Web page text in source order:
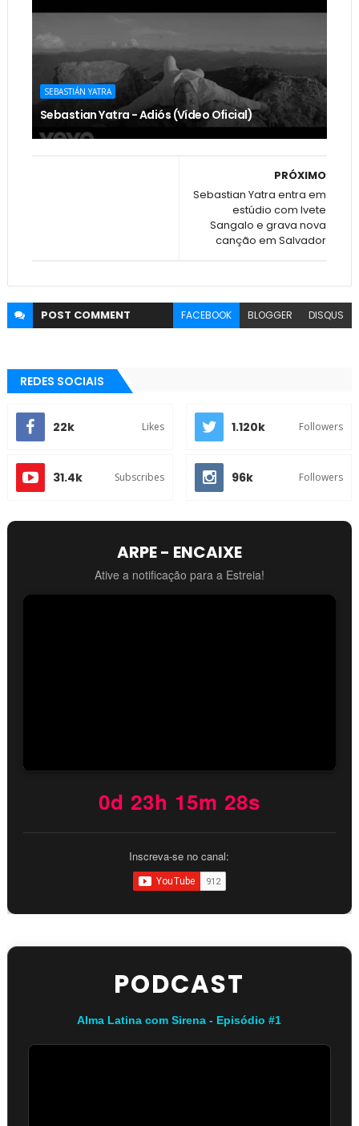
SEBASTIÁN YATRA
Sebastian Yatra - Adiós (Vídeo Oficial)
PRÓXIMO
Sebastian Yatra entra em
estúdio com Ivete
Sangalo e grava nova
canção em Salvador
POST COMMENT FACEBOOK BLOGGER DISQUS
REDES SOCIAIS
22k Likes 1.120k Followers
31.4k Subscribes 96k Followers
ARPE - ENCAIXE
Ative a notificação para a Estreia!
0d 23h 15m 27s
Inscreva-se no canal:
PODCAST
Alma Latina com Sirena - Episódio #1